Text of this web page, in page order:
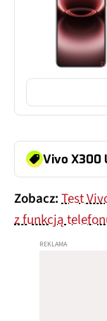
Vivo X300
Zobacz:Test
z funkcją